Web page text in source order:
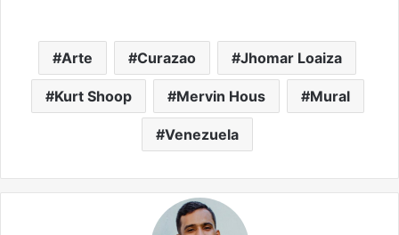
Arte Curazao Jhomar Loaiza
Kurt Shoop Mervin Hous Mural
Venezuela